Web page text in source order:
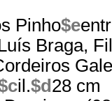
Pinho$e
Braga,
il.$d 28 cm